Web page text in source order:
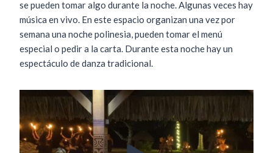
se pueden tomar algo durante la noche. Algunas veces hay
música en vivo. En este espacio organizan una vez por
semana una noche polinesia, pueden tomar el menú
especial o pedir a la carta. Durante esta noche hay un
espectáculo de danza tradicional.